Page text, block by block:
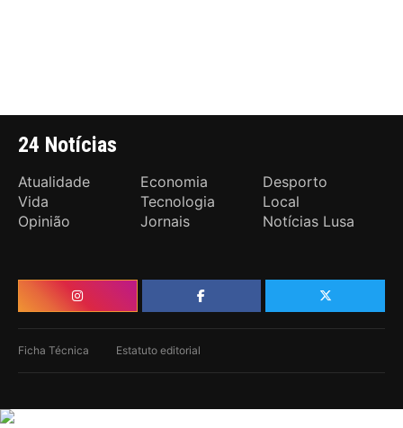
24 Notícias
Atualidade Economia
Desporto
Vida
Tecnologia
Local
Opinião
Jornais Notícias Lusa
Ficha Técnica Estatuto editorial